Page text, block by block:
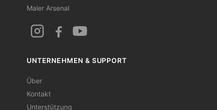
Maler Arsenal
UNTERNEHMEN & SUPPORT
Über
Kontakt
Unterstützung